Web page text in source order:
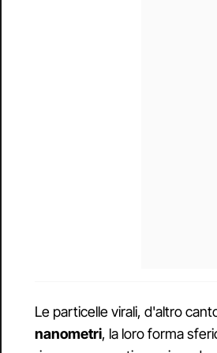
Le particelle virali, d'altro
nanometri, la loro forma